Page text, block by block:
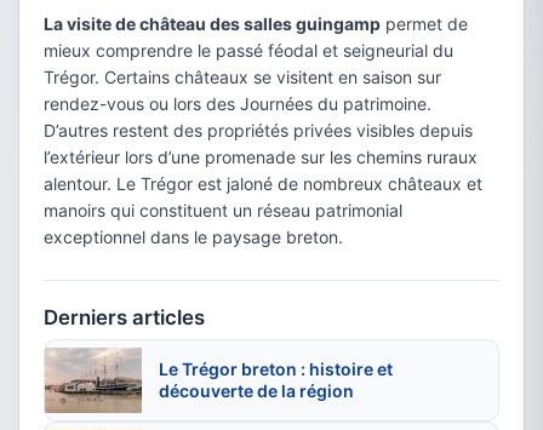
La visite de château des salles guingamp permet de
mieux comprendre le passé féodal et seigneurial du
Trégor. Certains châteaux se visitent en saison sur
rendez-vous ou lors des Journées du patrimoine.
D’autres restent des propriétés privées visibles depuis
l’extérieur lors d’une promenade sur les chemins ruraux
alentour. Le Trégor est jaloné de nombreux châteaux et
manoirs qui constituent un réseau patrimonial
exceptionnel dans le paysage breton.
Derniers articles
Le Trégor breton : histoire et
découverte de la région